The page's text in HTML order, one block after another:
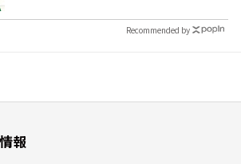
Recommended by
報